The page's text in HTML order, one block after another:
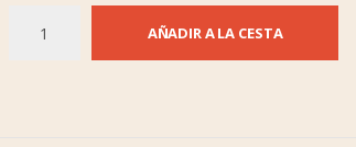
AÑADIR A LA CESTA